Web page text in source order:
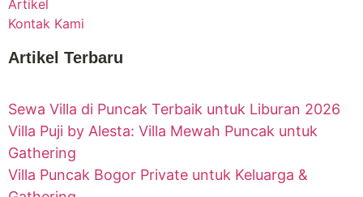
Artikel
Kontak Kami
Artikel Terbaru
Sewa Villa di Puncak Terbaik untuk Liburan 2026
Villa Puji by Alesta: Villa Mewah Puncak untuk
Gathering
Villa Puncak Bogor Private untuk Keluarga &